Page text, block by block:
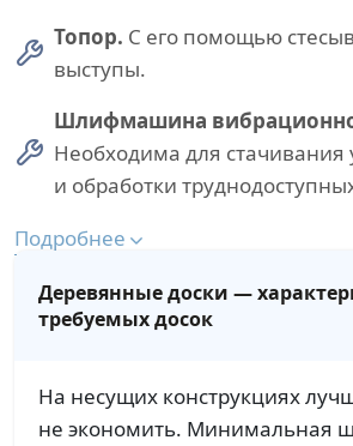
Топор. С его помощью
выступы.
Шлифмашина
Необходима для стачивания
и обработки
Подробнее
Деревянные доски —
требуемых досок
На несущих конструкциях
не экономить. Минимальная